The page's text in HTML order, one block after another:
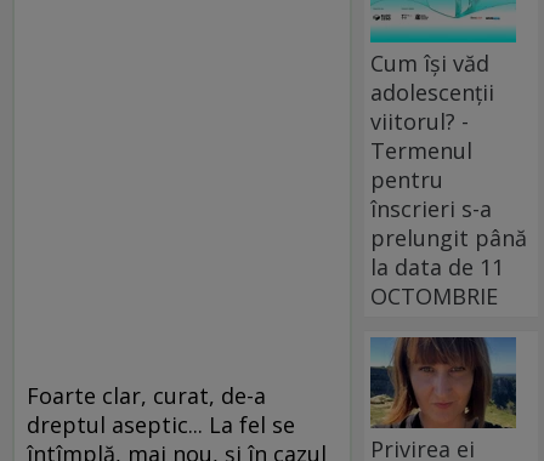
Foarte clar, curat, de-a
dreptul aseptic... La fel se
întîmplă, mai nou, şi în cazul
Cum își văd
adolescenții
viitorul? -
Termenul
pentru
înscrieri s-a
prelungit până
la data de 11
OCTOMBRIE
Privirea ei